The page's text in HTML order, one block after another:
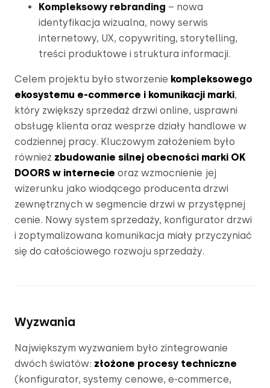
Kompleksowy rebranding – nowa
identyfikacja wizualna, nowy serwis
internetowy, UX, copywriting, storytelling,
treści produktowe i struktura informacji.
Celem projektu było stworzenie kompleksowego
ekosystemu e-commerce i komunikacji marki,
który zwiększy sprzedaż drzwi online, usprawni
obsługę klienta oraz wesprze działy handlowe w
codziennej pracy. Kluczowym założeniem było
również zbudowanie silnej obecności marki OK
DOORS w internecie oraz wzmocnienie jej
wizerunku jako wiodącego producenta drzwi
zewnętrznych w segmencie drzwi w przystępnej
cenie. Nowy system sprzedaży, konfigurator drzwi
i zoptymalizowana komunikacja miały przyczyniać
się do całościowego rozwoju sprzedaży.
Wyzwania
Największym wyzwaniem było zintegrowanie
dwóch światów: złożone procesy techniczne
(konfigurator, systemy cenowe, e-commerce,